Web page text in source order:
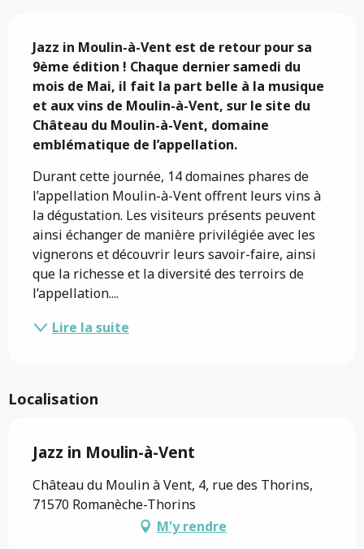
Jazz in Moulin-à-Vent est de retour pour sa
9ème édition ! Chaque dernier samedi du
mois de Mai, il fait la part belle à la musique
et aux vins de Moulin-à-Vent, sur le site du
Château du Moulin-à-Vent, domaine
emblématique de l’appellation.
Durant cette journée, 14 domaines phares de
l’appellation Moulin-à-Vent offrent leurs vins à
la dégustation. Les visiteurs présents peuvent
ainsi échanger de manière privilégiée avec les
vignerons et découvrir leurs savoir-faire, ainsi
que la richesse et la diversité des terroirs de
l’appellation....
Lire la suite
Localisation
Jazz in Moulin-à-Vent
Château du Moulin à Vent, 4, rue des Thorins,
71570 Romanèche-Thorins
M'y rendre